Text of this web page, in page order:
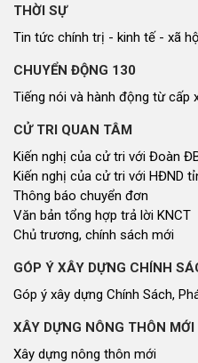
THỜI SỰ
Tin tức chính trị - kinh tế - xã
CHUYỂN ĐỘNG 130
Tiếng nói và hành động từ cấp
CỬ TRI QUAN TÂM
Kiến nghị của cử tri với Đoàn
Kiến nghị của cử tri với HĐND
Thông báo chuyển đơn
Văn bản tổng hợp trả lời KNCT
Chủ trương, chính sách mới
GÓP Ý XÂY DỰNG CHÍNH
Góp ý xây dựng Chính Sách,
XÂY DỰNG NÔNG THÔN MỚI
Xây dựng nông thôn mới